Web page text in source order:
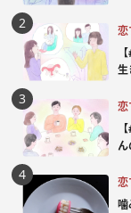
恋
生
恋
ん
恋
噛